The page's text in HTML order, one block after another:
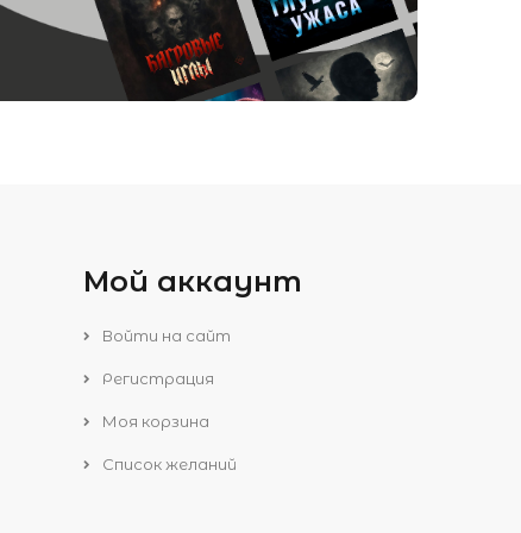
Мой аккаунт
Войти на сайт
Регистрация
Моя корзина
Список желаний